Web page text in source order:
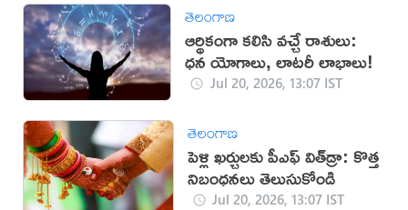
తెలంగాణ
ఆర్థికంగా కలిసి వచ్చే రాశులు:
ధన యోగాలు, లాటరీ లాభాలు!
Jul 20, 2026, 13:07 IST
తెలంగాణ
పెళ్లి ఖర్చులకు పీఎఫ్ విత్‌డ్రా: కొత్త
నిబంధనలు తెలుసుకోండి
Jul 20, 2026, 13:07 IST